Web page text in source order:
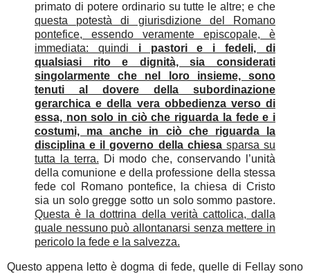
primato di potere ordinario su tutte le altre; e che
questa potestà di giurisdizione del Romano
pontefice, essendo veramente episcopale, è
immediata: quindi i pastori e i fedeli, di
qualsiasi rito e dignità, sia considerati
singolarmente che nel loro insieme, sono
tenuti al dovere della subordinazione
gerarchica e della vera obbedienza verso di
essa, non solo in ciò che riguarda la fede e i
costumi, ma anche in ciò che riguarda la
disciplina e il governo della chiesa sparsa su
tutta la terra. Di modo che, conservando l’unità
della comunione e della professione della stessa
fede col Romano pontefice, la chiesa di Cristo
sia un solo gregge sotto un solo sommo pastore.
Questa è la dottrina della verità cattolica, dalla
quale nessuno può allontanarsi senza mettere in
pericolo la fede e la salvezza.
Questo appena letto è dogma di fede, quelle di Fellay sono